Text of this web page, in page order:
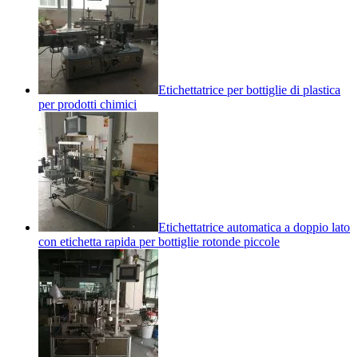
Etichettatrice per bottiglie di plastica
per prodotti chimici
Etichettatrice automatica a doppio lato
con etichetta rapida per bottiglie rotonde piccole